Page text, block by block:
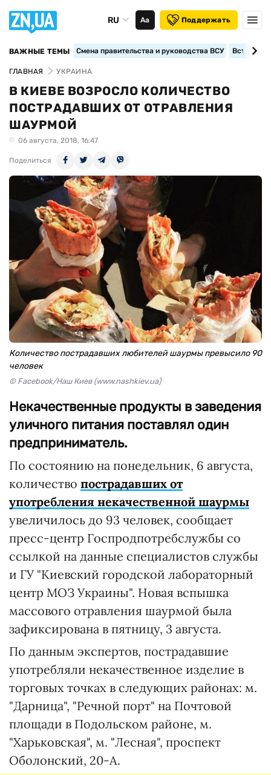
RU Аа Поддержать
ВАЖНЫЕ ТЕМЫ Смена правительства и руководства ВСУ
ГЛАВНАЯ УКРАИНА
В КИЕВЕ ВОЗРОСЛО КОЛИЧЕСТВО
ПОСТРАДАВШИХ ОТ ОТРАВЛЕНИЯ
ШАУРМОЙ
06 августа, 2018, 16:47
Поделиться
Количество пострадавших любителей шаурмы превысило 90
человек
© Facebook/Наш Киев (www.nashkiev.ua)
Некачественные продукты в заведения
уличного питания поставлял один
предприниматель.
По состоянию на понедельник, 6 августа,
количество пострадавших от
употребления некачественной шаурмы
увеличилось до 93 человек, сообщает
пресс-центр Госпродпотребслужбы со
ссылкой на данные специалистов службы
и ГУ "Киевский городской лабораторный
центр МОЗ Украины". Новая вспышка
массового отравления шаурмой была
зафиксирована в пятницу, 3 августа.
По данным экспертов, пострадавшие
употребляли некачественное изделие в
торговых точках в следующих районах: м.
"Дарница", "Речной порт" на Почтовой
площади в Подольском районе, м.
"Харьковская", м. "Лесная", проспект
Оболонский, 20-А.